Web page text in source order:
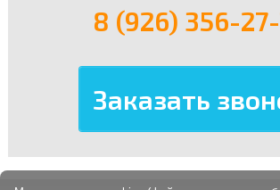
8 (926) 356-